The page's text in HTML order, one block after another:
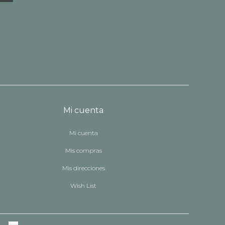
Mi cuenta
Mi cuenta
Mis compras
Mis direcciones
Wish List